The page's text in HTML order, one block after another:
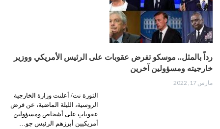
رداً بالمثل.. موسكو تفرض عقوبات على الرئيس الأمريكي ووزير
خارجيته ومسؤولين آخرين
مارس 17, 2022
الثورة نت/ أعلنت وزارة الخارجية
الروسية، الليلة الماضية، عن فرض
عقوباتٍ على أشخاص ومسؤولين
أمريكيين أبرزهم الرئيس جو…